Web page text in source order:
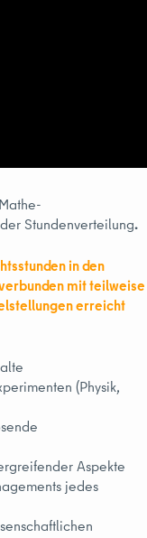
Stundenverteilung.
in den
mit teilweise
erreicht
(Physik,
Aspekte
jedes